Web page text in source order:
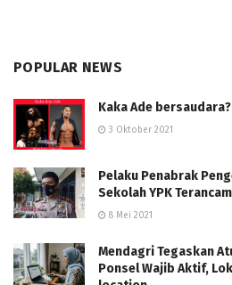
POPULAR NEWS
Kaka Ade bersaudara?
3 Oktober 2021
Pelaku Penabrak
Sekolah YPK
8 Mei 2021
Mendagri Tegaskan
Ponsel Wajib Aktif,